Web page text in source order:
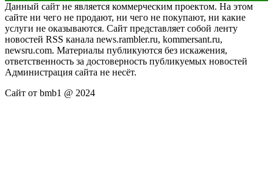
Данный сайт не является коммерческим проектом. На этом
сайте ни чего не продают, ни чего не покупают, ни какие
услуги не оказываются. Сайт представляет собой ленту
новостей RSS канала news.rambler.ru, kommersant.ru,
newsru.com. Материалы публикуются без искажения,
ответственность за достоверность публикуемых новостей
Администрация сайта не несёт.
Сайт от bmb1 @ 2024